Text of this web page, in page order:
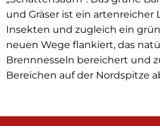
und Gräser ist ein artenreicher
Insekten und zugleich ein
neuen Wege flankiert, das
Brennnesseln bereichert und
Bereichen auf der Nordspitze